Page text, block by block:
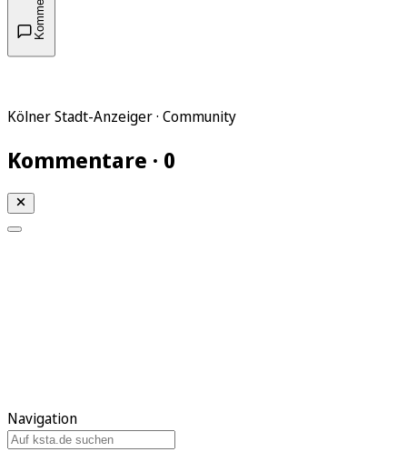
Kölner Stadt-Anzeiger · Community
Kommentare · 0
Navigation